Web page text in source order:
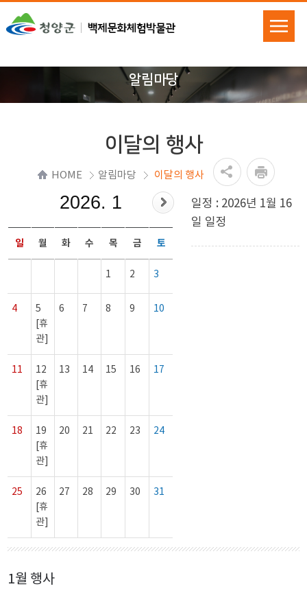
알림마당
이달의 행사
HOME 알림마당 이달의 행사
2026. 1
일 월 화 수 목 금 토
1 2 3
4
5
[휴
관]
6 7 8 9 10
11
12
[휴
관]
13 14 15 16 17
18
19
[휴
관]
20 21 22 23 24
25
26
[휴
관]
27 28 29 30 31
일정 : 2026년 1월 16
일 일정
1월 행사